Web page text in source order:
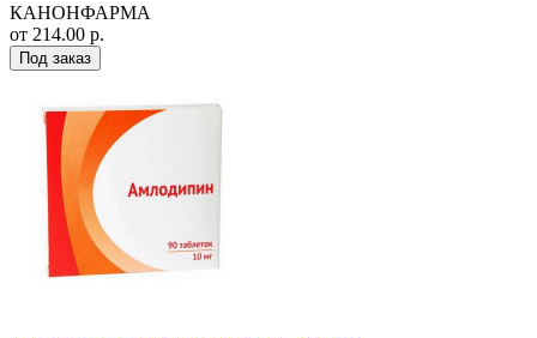
КАНОНФАРМА
от 214.00 р.
Под заказ